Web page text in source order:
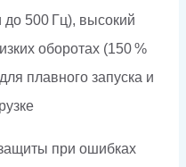
до 500 Гц), высокий
оборотах (150 %
плавного запуска и
при ошибках